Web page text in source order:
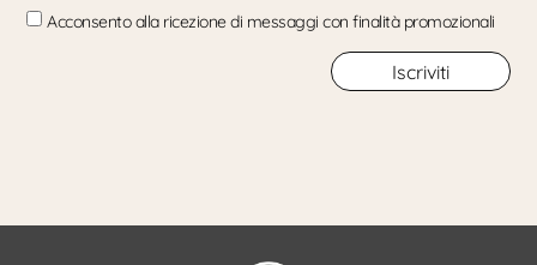
Acconsento alla ricezione di messaggi con finalità promozionali
Iscriviti